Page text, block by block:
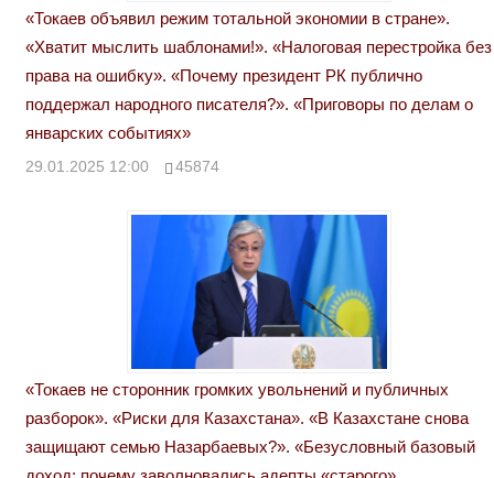
«Токаев объявил режим тотальной экономии в стране».
«Хватит мыслить шаблонами!». «Налоговая перестройка без
права на ошибку». «Почему президент РК публично
поддержал народного писателя?». «Приговоры по делам о
январских событиях»
29.01.2025 12:00 45874
«Токаев не сторонник громких увольнений и публичных
разборок». «Риски для Казахстана». «В Казахстане снова
защищают семью Назарбаевых?». «Безусловный базовый